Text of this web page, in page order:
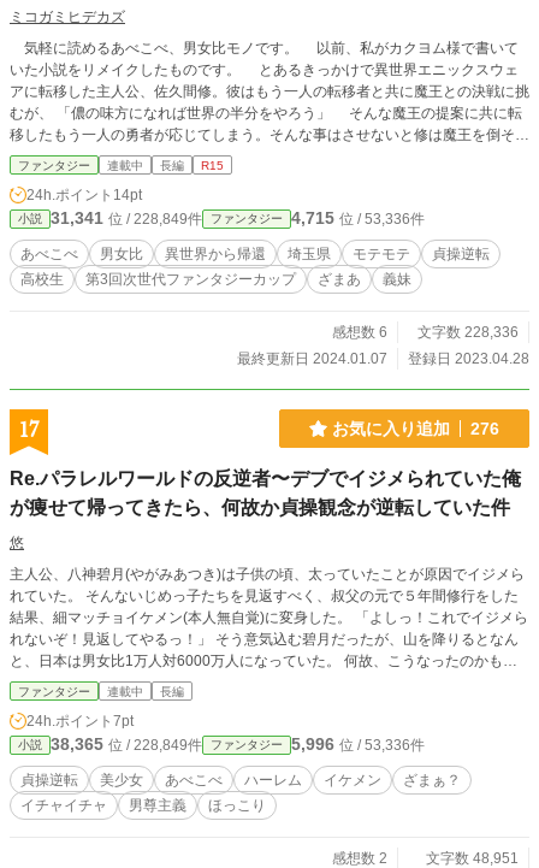
ミコガミヒデカズ
気軽に読めるあべこべ、男女比モノです。 以前、私がカクヨム様で書いて
いた小説をリメイクしたものです。 とあるきっかけで異世界エニックスウェ
アに転移した主人公、佐久間修。彼はもう一人の転移者と共に魔王との決戦に挑
むが、 「儂の味方になれば世界の半分をやろう」 そんな魔王の提案に共に転
移したもう一人の勇者が応じてしまう。そんな事はさせないと修は魔王を倒そう
とするが、事もあろうに味方だったもう一人の勇者が魔王と手を組み攻撃してき
た。 瞬間移動の術でなんとか難を逃れた修だったが、たどり着いたのは男の
ほとんどが姿を消した異世界転移１５年後の地球だった…。
ファンタジー 連載中 長編 R15
24h.ポイント 14pt
小説 31,341 位 / 228,849件 ファンタジー 4,715 位 / 53,336件
あべこべ 男女比 異世界から帰還 埼玉県 モテモテ
貞操逆転
高校生
第3回次世代ファンタジーカップ ざまあ 義妹
感想数 6
文字数 228,336
最終更新日 2024.01.07
登録日 2023.04.28
17 お気に入り追加 276
Re.パラレルワールドの反逆者〜デブでイジメられていた俺
が痩せて帰ってきたら、何故か貞操観念が逆転していた件
悠
主人公、八神碧月(やがみあつき)は子供の頃、太っていたことが原因でイジメら
れていた。 そんないじめっ子たちを見返すべく、叔父の元で５年間修行をした
結果、細マッチョイケメン(本人無自覚)に変身した。 「よしっ！これでイジメら
れないぞ！見返してやるっ！」 そう意気込む碧月だったが、山を降りるとなん
と、日本は男女比1万人対6000万人になっていた。 何故、こうなったのかも不
明 何故、男が居なくなったのも不明 何もかも不明なこの世界を人々は《パラレ
ルワールド》と呼んでいた。 そして…… 「へっ？痩せなくても、男はイジメら
れないどころか、逆にモテモテ？」 なんと、碧月が5年間やっていた修行は全く
の無駄だったことが発覚。 「俺の修行はなんだったんだよぉぉ！！もういい。
じゃあこの世界をとことん楽しんでやるよぉ！！」 ようやく平穏な日常が送れ
る———と思ったら大間違いっ！！ 突如、現れた細マッチョイケメンで性格も
良しなハイスペック男子に世の女性たちは黙っていなかった。 さらに、碧月が
メンはパラレルワールドで無事、生き延びることが出来るのか？ 週1ペースでお
ファンタジー 連載中 長編
24h.ポイント 7pt
小説 38,365 位 / 228,849件 ファンタジー 5,996 位 / 53,336件
貞操逆転 美少女 あべこべ ハーレム イケメン
ざまぁ？
イチャイチャ
男尊主義 ほっこり
感想数 2
文字数 48,951